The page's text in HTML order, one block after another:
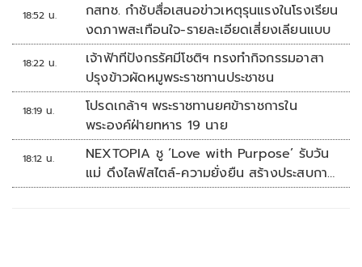
18:52 น.
กสทช. กำชับสื่อเสนอข่าวเหตุรุนแรงในโรงเรียน
งดภาพสะเทือนใจ-รายละเอียดเสี่ยงเลียนแบบ
18:22 น.
เจ้าฟ้าทีปังกรรัศมีโชติฯ ทรงทำกิจกรรมอาสา
ปรุงข้าวผัดหมูพระราชทานประชาชน
18:19 น.
โปรดเกล้าฯ พระราชทานยศข้าราชการใน
พระองค์ฝ่ายทหาร 19 นาย
18:12 น.
NEXTOPIA ชู ‘Love with Purpose’ รับวัน
แม่ ดึงไลฟ์สไตล์-ความยั่งยืน สร้างประสบกา
รณ์ช้อปปิงมีความหมาย